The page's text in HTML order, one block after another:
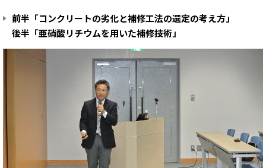
前半「コンクリートの劣化と補修工法の選定の考え方」
後半「亜硝酸リチウムを用いた補修技術」